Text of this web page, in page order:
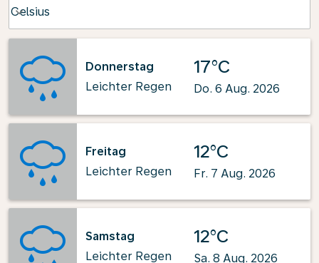
Celsius
keyboard_arrow_down
Donnerstag
Leichter Regen
17°C
Do. 6 Aug. 2026
Freitag
Leichter Regen
12°C
Fr. 7 Aug. 2026
Samstag
Leichter Regen
12°C
Sa. 8 Aug. 2026